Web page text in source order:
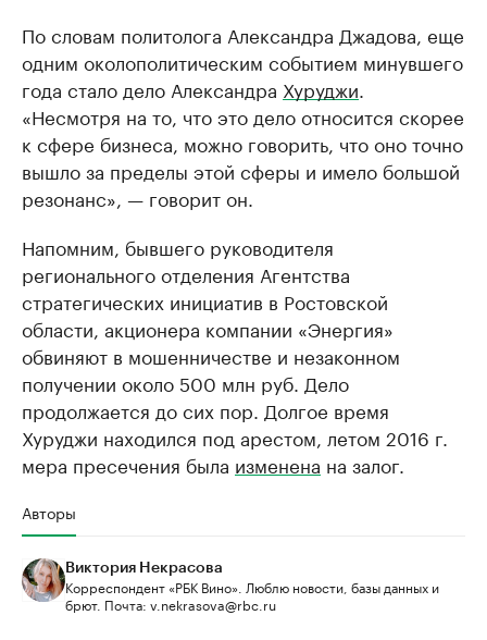
По словам политолога Александра Джадова, еще
одним околополитическим событием минувшего
года стало дело Александра Хуруджи
«Несмотря на то, что это дело относится скорее
к сфере бизнеса, можно говорить, что оно точно
вышло за пределы этой сферы и имело большой
резонанс», — говорит он.
Напомним, бывшего руководителя
регионального отделения Агентства
стратегических инициатив в Ростовской
области, акционера компании «Энергия»
обвиняют в мошенничестве и незаконном
получении около 500 млн руб. Дело
продолжается до сих пор. Долгое время
Хуруджи находился под арестом, летом 2016 г.
мера пресечения была изменена на залог.
Авторы
Виктория Некрасова
Корреспондент «РБК Вино». Люблю новости, базы данных и
брют. Почта: v.nekrasova@rbc.ru